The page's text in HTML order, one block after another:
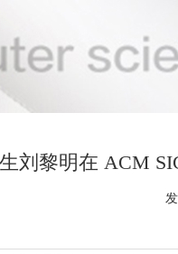
刘黎明在 ACM